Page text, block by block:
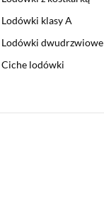
Lodówki klasy A
Lodówki dwudrzwiowe
Ciche lodówki